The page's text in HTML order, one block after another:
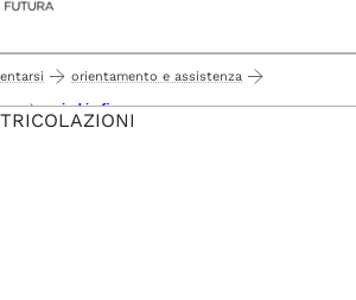
orientamento e assistenza
uniud in fiera